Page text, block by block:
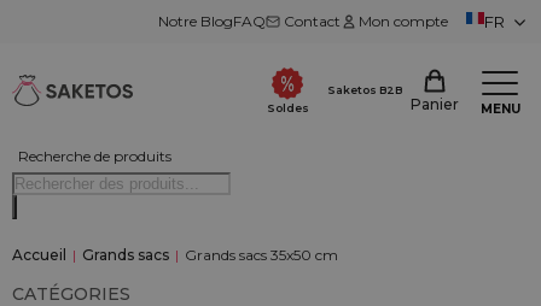
Notre BlogFAQ Contact Mon compte FR
Recherche de produits
Soldes
Saketos B2B
Panier MENU
Accueil | Grands sacs | Grands sacs 35x50 cm
CATÉGORIES